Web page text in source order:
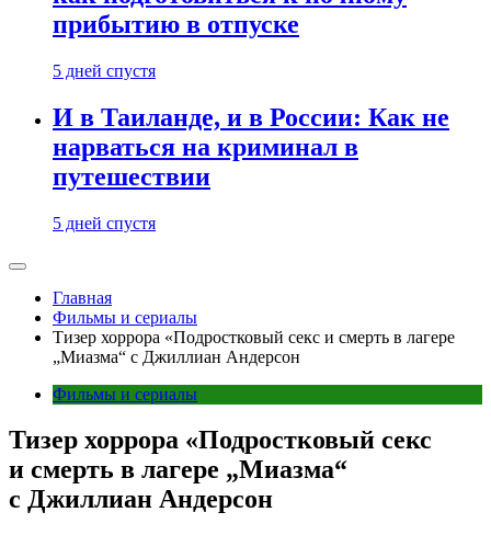
прибытию в отпуске
5 дней спустя
И в Таиланде, и в России: Как не
нарваться на криминал в
путешествии
5 дней спустя
Главная
Фильмы и сериалы
Тизер хоррора «Подростковый секс и смерть в лагере
„Миазма“ с Джиллиан Андерсон
Фильмы и сериалы
Тизер хоррора «Подростковый секс
и смерть в лагере „Миазма“
с Джиллиан Андерсон